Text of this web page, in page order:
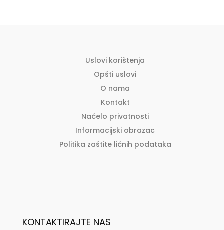
Uslovi korištenja
Opšti uslovi
O nama
Kontakt
Načelo privatnosti
Informacijski obrazac
Politika zaštite ličnih podataka
KONTAKTIRAJTE NAS